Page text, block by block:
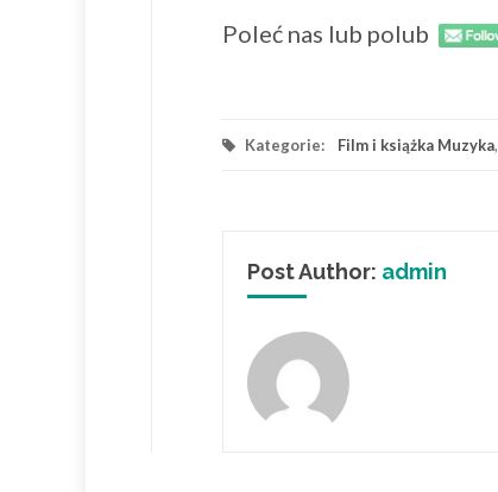
Poleć nas lub polub
Kategorie: Film i książka Muzyka,
Post Author: admin